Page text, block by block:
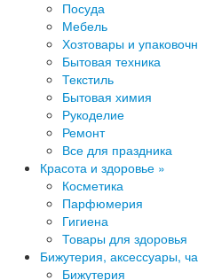
Посуда
Мебель
Хозтовары и
Бытовая​ техника
Текстиль
Быт​овая химия
Рукоделие
Ремонт
Все для праздника
Красота и здоровье »
Косметика
Парфюмери​я
Гигиена
Товары для здоровья
Бижутерия, аксессуары,
Бижутерия